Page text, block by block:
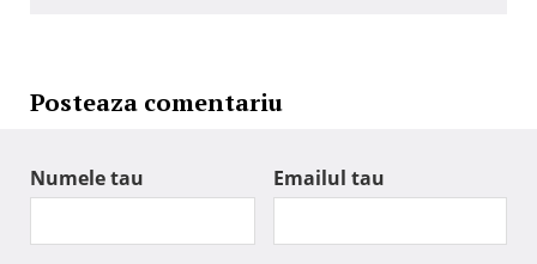
Posteaza comentariu
Numele tau Emailul tau